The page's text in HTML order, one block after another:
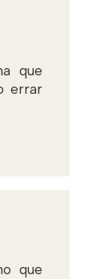
que
errar
que